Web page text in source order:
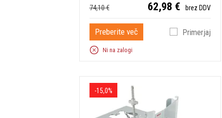
74,10 € 62,98 € brez DDV
Preberite več Primerjaj
Ni na zalogi
-15,0%